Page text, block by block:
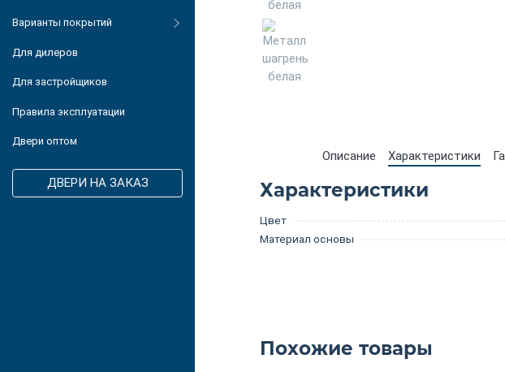
Варианты покрытий
Для дилеров
Для застройщиков
Правила эксплуатации
Двери оптом
ДВЕРИ НА ЗАКАЗ
Описание Характеристики
Характеристики
Цвет
Материал основы
Похожие товары